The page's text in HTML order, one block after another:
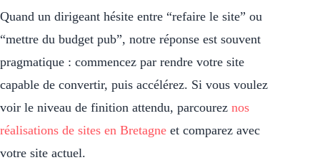
Quand un dirigeant hésite entre “refaire le site” ou
“mettre du budget pub”, notre réponse est souvent
pragmatique : commencez par rendre votre site
capable de convertir, puis accélérez. Si vous voulez
voir le niveau de finition attendu, parcourez nos
réalisations de sites en Bretagne et comparez avec
votre site actuel.